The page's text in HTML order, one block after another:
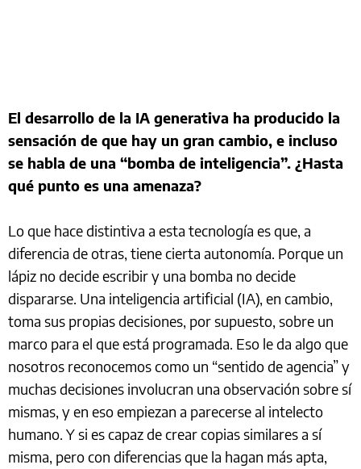
El desarrollo de la IA generativa ha producido la
sensación de que hay un gran cambio, e incluso
se habla de una “bomba de inteligencia”. ¿Hasta
qué punto es una amenaza?
Lo que hace distintiva a esta tecnología es que, a
diferencia de otras, tiene cierta autonomía. Porque un
lápiz no decide escribir y una bomba no decide
dispararse. Una inteligencia artificial (IA), en cambio,
toma sus propias decisiones, por supuesto, sobre un
marco para el que está programada. Eso le da algo que
nosotros reconocemos como un “sentido de agencia” y
muchas decisiones involucran una observación sobre sí
mismas, y en eso empiezan a parecerse al intelecto
humano. Y si es capaz de crear copias similares a sí
misma, pero con diferencias que la hagan más apta,